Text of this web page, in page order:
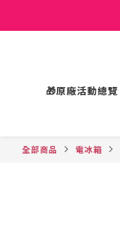
🎁原廠活動總覽
全部商品 電冰箱